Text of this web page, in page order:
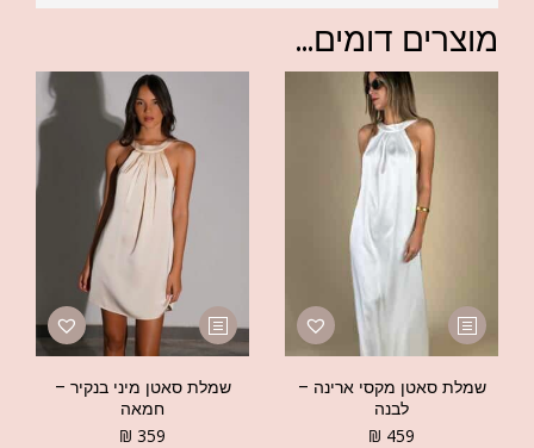
מוצרים דומים...
שמלת סאטן מקסי ארינה –
לבנה
₪ 459
שמלת סאטן מיני בנקיר –
חמאה
₪ 359